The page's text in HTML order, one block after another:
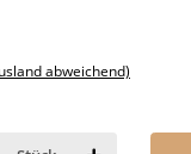
abweichend)